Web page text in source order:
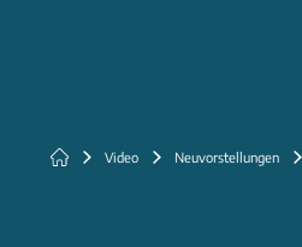
Video Neuvorstellungen